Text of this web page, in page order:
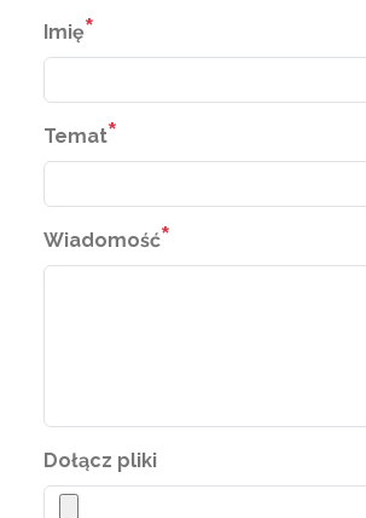
Imię*
Temat*
Wiadomość*
Dołącz pliki